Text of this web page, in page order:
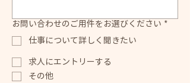
お問い合わせのご用件をお選びください *
仕事について詳しく聞きたい
求人にエントリーする
その他